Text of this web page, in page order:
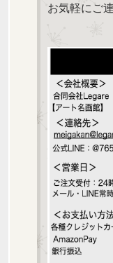
お気軽にご